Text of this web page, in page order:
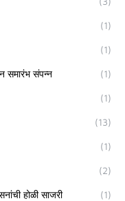
(1)
(1)
समारंभ संपन्न (1)
(1)
(13)
(1)
(2)
होळी साजरी (1)